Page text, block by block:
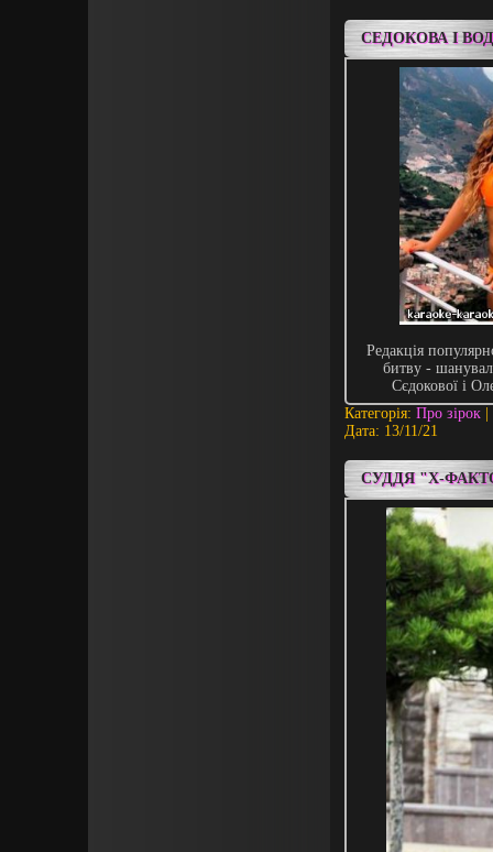
СЕДОКОВА І
Редакція
битву -
Сєдокової і
Категорія: Про зірок
Дата: 13/11/21
СУДДЯ "Х-